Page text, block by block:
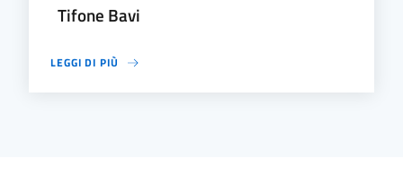
Tifone Bavi
LEGGI DI PIÙ